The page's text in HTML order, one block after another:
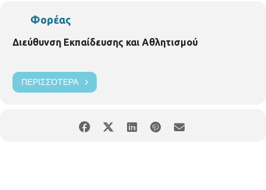
Φορέας
Διεύθυνση Εκπαίδευσης και Αθλητισμού
ΠΕΡΙΣΣΌΤΕΡΑ